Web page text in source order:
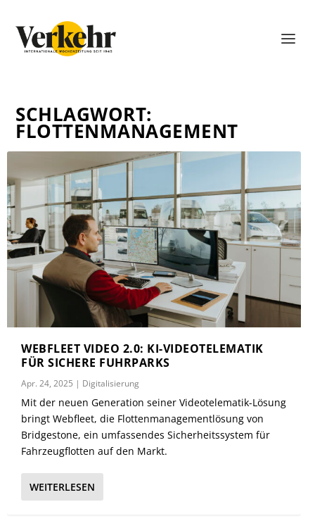
SCHLAGWORT:
FLOTTENMANAGEMENT
WEBFLEET VIDEO 2.0: KI-VIDEOTELEMATIK
FÜR SICHERE FUHRPARKS
Apr. 24, 2025 | Digitalisierung
Mit der neuen Generation seiner Videotelematik-Lösung
bringt Webfleet, die Flottenmanagementlösung von
Bridgestone, ein umfassendes Sicherheitssystem für
Fahrzeugflotten auf den Markt.
WEITERLESEN